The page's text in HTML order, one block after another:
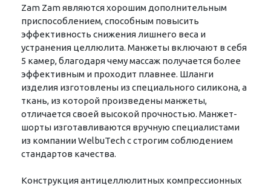
Zam Zam являются хорошим дополнительным
приспособлением, способным повысить
эффективность снижения лишнего веса и
устранения целлюлита. Манжеты включают в себя
5 камер, благодаря чему массаж получается более
эффективным и проходит плавнее. Шланги
изделия изготовлены из специального силикона, а
ткань, из которой произведены манжеты,
отличается своей высокой прочностью. Манжет-
шорты изготавливаются вручную специалистами
из компании WelbuTech с строгим соблюдением
стандартов качества.
Конструкция антицеллюлитных компрессионных